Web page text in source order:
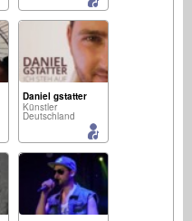
Daniel gstatter
Künstler
Deutschland